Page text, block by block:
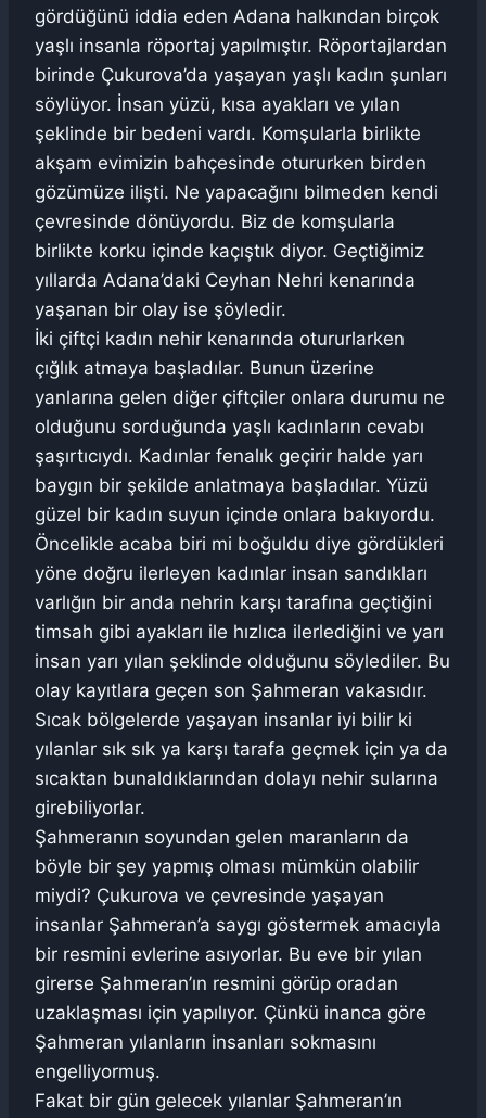
gördüğünü iddia eden Adana halkından birçok
yaşlı insanla röportaj yapılmıştır. Röportajlardan
birinde Çukurova’da yaşayan yaşlı kadın şunları
söylüyor. İnsan yüzü, kısa ayakları ve yılan
şeklinde bir bedeni vardı. Komşularla birlikte
akşam evimizin bahçesinde otururken birden
gözümüze ilişti. Ne yapacağını bilmeden kendi
çevresinde dönüyordu. Biz de komşularla
birlikte korku içinde kaçıştık diyor. Geçtiğimiz
yıllarda Adana’daki Ceyhan Nehri kenarında
yaşanan bir olay ise şöyledir.
İki çiftçi kadın nehir kenarında otururlarken
çığlık atmaya başladılar. Bunun üzerine
yanlarına gelen diğer çiftçiler onlara durumu ne
olduğunu sorduğunda yaşlı kadınların cevabı
şaşırtıcıydı. Kadınlar fenalık geçirir halde yarı
baygın bir şekilde anlatmaya başladılar. Yüzü
güzel bir kadın suyun içinde onlara bakıyordu.
Öncelikle acaba biri mi boğuldu diye gördükleri
yöne doğru ilerleyen kadınlar insan sandıkları
varlığın bir anda nehrin karşı tarafına geçtiğini
timsah gibi ayakları ile hızlıca ilerlediğini ve yarı
insan yarı yılan şeklinde olduğunu söylediler. Bu
olay kayıtlara geçen son Şahmeran vakasıdır.
Sıcak bölgelerde yaşayan insanlar iyi bilir ki
yılanlar sık sık ya karşı tarafa geçmek için ya da
sıcaktan bunaldıklarından dolayı nehir sularına
girebiliyorlar.
Şahmeranın soyundan gelen maranların da
böyle bir şey yapmış olması mümkün olabilir
miydi? Çukurova ve çevresinde yaşayan
insanlar Şahmeran’a saygı göstermek amacıyla
bir resmini evlerine asıyorlar. Bu eve bir yılan
girerse Şahmeran’ın resmini görüp oradan
uzaklaşması için yapılıyor. Çünkü inanca göre
Şahmeran yılanların insanları sokmasını
engelliyormuş.
Fakat bir gün gelecek yılanlar Şahmeran’ın